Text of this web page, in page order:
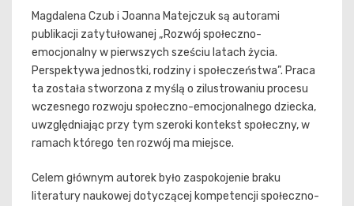
Magdalena Czub i Joanna Matejczuk są autorami
publikacji zatytułowanej „Rozwój społeczno-
emocjonalny w pierwszych sześciu latach życia.
Perspektywa jednostki, rodziny i społeczeństwa”. Praca
ta została stworzona z myślą o zilustrowaniu procesu
wczesnego rozwoju społeczno-emocjonalnego dziecka,
uwzględniając przy tym szeroki kontekst społeczny, w
ramach którego ten rozwój ma miejsce.
Celem głównym autorek było zaspokojenie braku
literatury naukowej dotyczącej kompetencji społeczno-